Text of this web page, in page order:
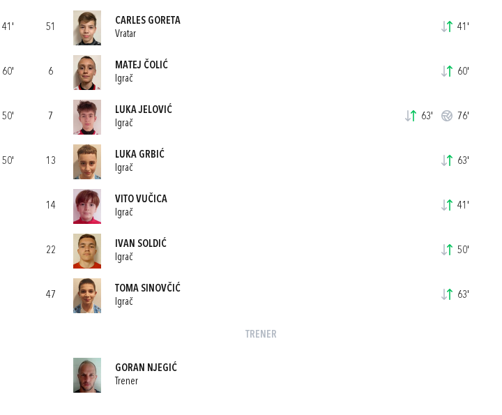
41'
60'
50'
50'
51
CARLES GORETA
Vratar
41'
6
MATEJ ČOLIĆ
Igrač
60'
7
LUKA JELOVIĆ
Igrač
63' 76'
13
LUKA GRBIĆ
Igrač
63'
14
VITO VUČICA
Igrač
41'
22
IVAN SOLDIĆ
Igrač
50'
47
TOMA SINOVČIĆ
Igrač
63'
TRENER
GORAN NJEGIĆ
Trener